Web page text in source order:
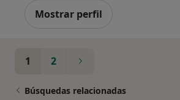
Mostrar perfil
1 2
Búsquedas relacionadas